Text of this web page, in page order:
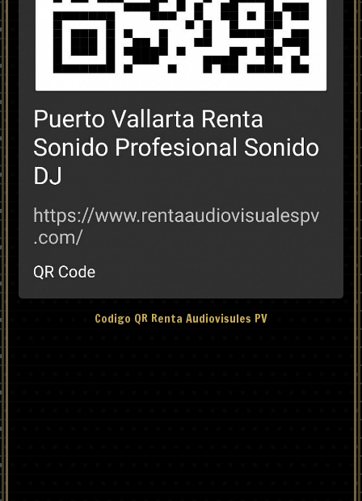
Codigo QR Renta Audiovisules PV